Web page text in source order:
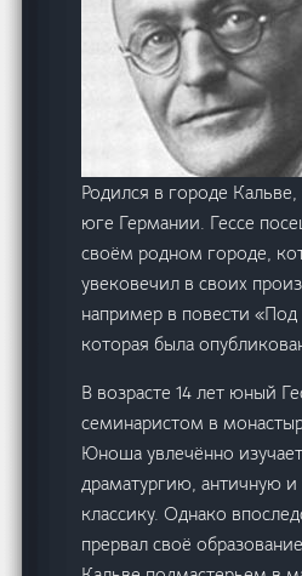
Родился в городе
юге Германии. Гессе
своём родном городе,
увековечил в своих
например в повести
которая была
В возрасте 14 лет юный
семинаристом в
Юноша увлечённо
драматургию, античную
классику. Однако
прервал своё